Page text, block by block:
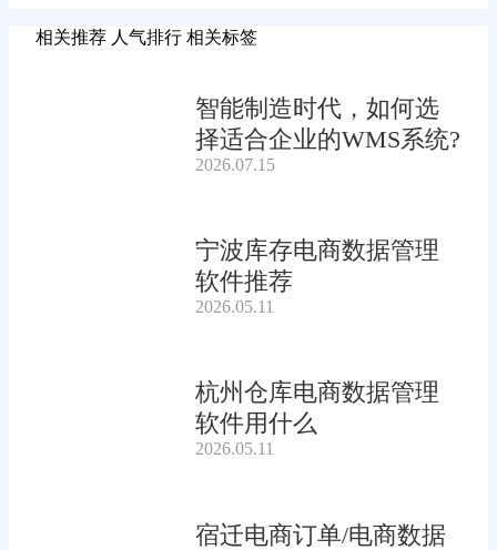
相关推荐 人气排行 相关标签
智能制造时代，如何选
择适合企业的WMS系统?
2026.07.15
宁波库存电商数据管理
软件推荐
2026.05.11
杭州仓库电商数据管理
软件用什么
2026.05.11
宿迁电商订单/电商数据